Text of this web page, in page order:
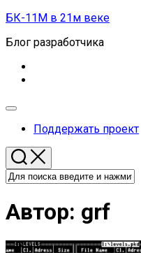
Перейти
содержанию
БК-11М в 21м веке
Блог разработчика
Развернуть
Поддержать проект
Автор: grf